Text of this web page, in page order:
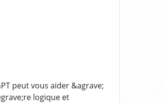
peut vous aider &agrave;
logique et